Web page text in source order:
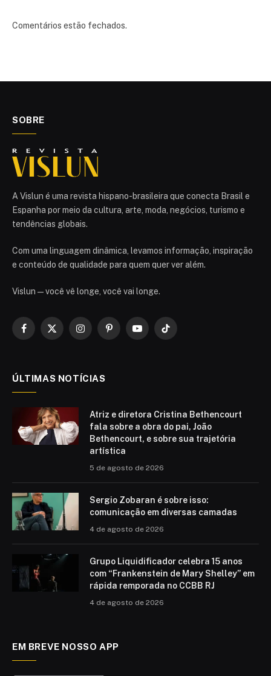
Comentários estão fechados.
SOBRE
A Vislun é uma revista hispano-brasileira que conecta Brasil e
Espanha por meio da cultura, arte, moda, negócios, turismo e
tendências globais.
Com uma linguagem dinâmica, levamos informação, inspiração
e conteúdo de qualidade para quem quer ver além.
Vislun — você vê longe, você vai longe.
Facebook
X
InstagramPinterestYouTubeTikTok
ÚLTIMAS NOTÍCIAS
Atriz e diretora Cristina Bethencourt
fala sobre a obra do pai, João
Bethencourt, e sobre sua trajetória
artística
5 de agosto de 2026
Sergio Zobaran é sobre isso:
comunicação em diversas camadas
4 de agosto de 2026
Grupo Liquidificador celebra 15 anos
com “Frankenstein de Mary Shelley” em
rápida remporada no CCBB RJ
4 de agosto de 2026
EM BREVE NOSSO APP